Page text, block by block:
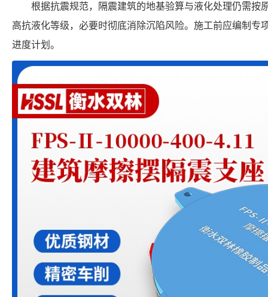
根据抗震规范，隔震建筑的地基验算与液化处理仍需按
高抗液化等级，必要时彻底消除沉陷风险。施工前应编制专
进度计划。